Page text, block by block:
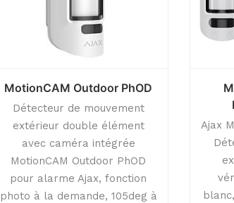
MotionCAM Outdoor PhOD
Détecteur de mouvement
extérieur double élément
avec caméra intégrée
MotionCAM Outdoor PhOD
pour alarme Ajax, fonction
photo à la demande, 105deg à
Ajax